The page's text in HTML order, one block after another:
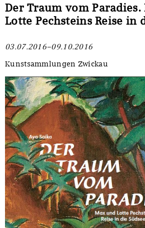
Der Traum vom Paradies.
Lotte Pechsteins Reise in
03.07.2016–09.10.2016
Kunstsammlungen Zwickau
Presse und Neuigkeiten
Stellenangebote
Werkverzeichnisse
UKRAINE-Förderlinie